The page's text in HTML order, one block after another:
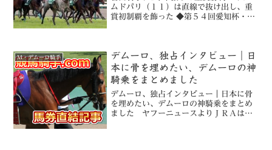
ムドパリ（１１）は直線で抜け出し、重
賞初制覇を飾った ◆第５４回愛知杯・Ｇ
れ、１番人気のマキシ...
M・デムーロ騎手
デムーロ、独占インタビュー｜日
本に骨を埋めたい、デムーロの神
騎乗をまとめました
デムーロ、独占インタビュー｜日本に骨
を埋めたい、デムーロの神騎乗をまとめ
ました ヤフーニュースよりＪＲＡは６